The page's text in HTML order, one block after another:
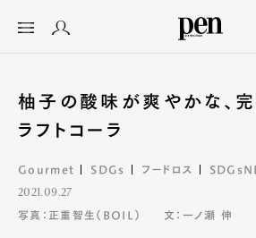
柚子の酸味が爽やかな、
ラフトコーラ
Gourmet SDGs フードロス
2021.09.27
写真：正重智生（BOIL）
文：一ノ瀬 伸